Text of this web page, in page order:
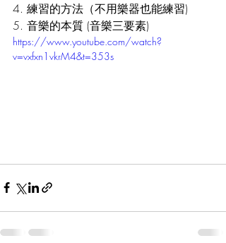
4. 練習的方法（不用樂器也能練習)
5. 音樂的本質 (音樂三要素)
https://www.youtube.com/watch?
v=vxfxn1vkrM4&t=353s